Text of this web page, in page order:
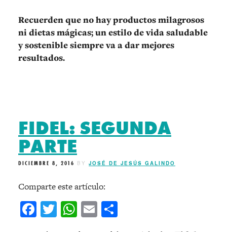
Recuerden que no hay productos milagrosos
ni dietas mágicas; un estilo de vida saludable
y sostenible siempre va a dar mejores
resultados.
FIDEL: SEGUNDA
PARTE
DICIEMBRE 8, 2016 BY JOSÉ DE JESÚS GALINDO
Comparte este artículo:
Facebook
Twitter
WhatsApp
Email